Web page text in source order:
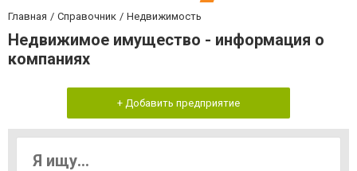
Главная Справочник Недвижимость
Недвижимое имущество - информация о
компаниях
+ Добавить предприятие